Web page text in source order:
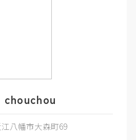
八幡市大森町69